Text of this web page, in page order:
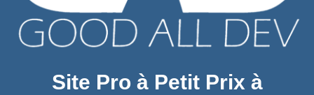
Site Pro à Petit Prix à